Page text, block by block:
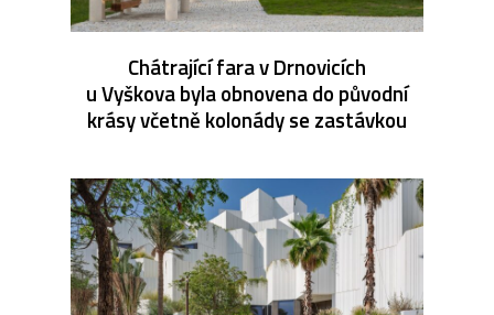
Chátrající fara v Drnovicích
u Vyškova byla obnovena do původní
krásy včetně kolonády se zastávkou